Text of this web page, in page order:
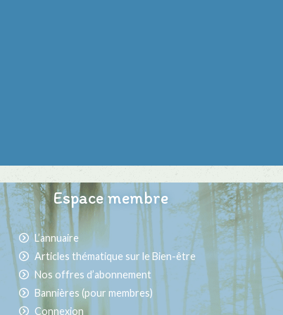
Espace membre
L’annuaire
Articles thématique sur le Bien-être
Nos offres d’abonnement
Bannières (pour membres)
Connexion